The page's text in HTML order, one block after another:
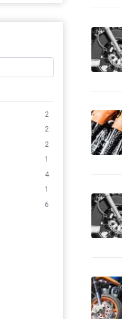
-
-
-
-
53
a
3
7
2
2
2
2
2
1
4
1
6